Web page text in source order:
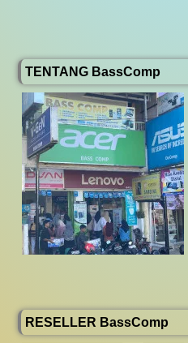
TENTANG BassComp
RESELLER BassComp